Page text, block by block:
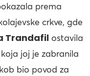
prema
crkve, gde
Trandafil ostavila
joj je zabranila
bio povod za